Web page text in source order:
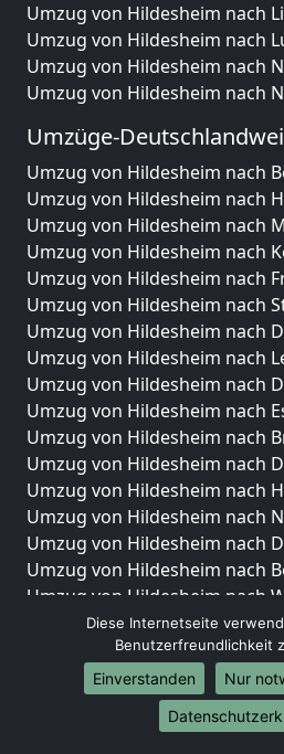
Umzug von Hildesheim nach
Umzug von Hildesheim nach
Umzug von Hildesheim nach
Umzug von Hildesheim nach
Umzüge-
Umzug von Hildesheim nach
Umzug von Hildesheim nach
Umzug von Hildesheim nach
Umzug von Hildesheim nach
Umzug von Hildesheim nach
Umzug von Hildesheim nach
Umzug von Hildesheim nach
Umzug von Hildesheim nach
Umzug von Hildesheim nach
Umzug von Hildesheim nach
Umzug von Hildesheim nach
Umzug von Hildesheim nach
Umzug von Hildesheim nach
Umzug von Hildesheim nach
Umzug von Hildesheim nach
Umzug von Hildesheim nach
Umzug von Hildesheim nach
Umzug von Hildesheim nach
Umzug von Hildesheim nach
Umzug von Hildesheim nach
Internationale-Umzüge
Diese Internetseite
Benutzerfreundlichkeit
Einverstanden
Nur